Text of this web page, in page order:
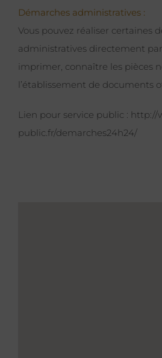
Démarches administratives :
Vous pouvez réaliser certaines
administratives directement
imprimer, connaître les pièces
l’établissement de documents
Lien pour service public : http://
public.fr/demarches24h24/